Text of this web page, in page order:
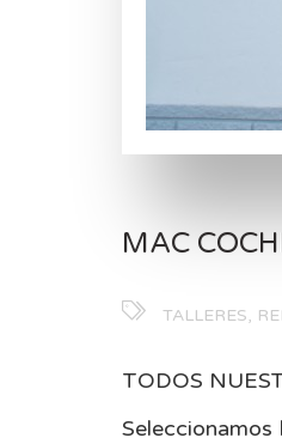
MAC
TALLERES,
TODOS